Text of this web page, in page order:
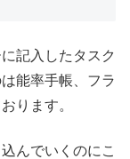
記入したタスク
能率手帳、フラ
ります。
んでいくのにこ